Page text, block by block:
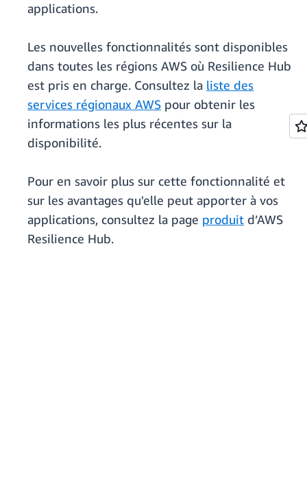
applications.
Les nouvelles fonctionnalités sont disponibles
dans toutes les régions AWS où Resilience Hub
est pris en charge. Consultez la liste des
services régionaux AWS pour obtenir les
informations les plus récentes sur la
disponibilité.
Pour en savoir plus sur cette fonctionnalité et
sur les avantages qu'elle peut apporter à vos
applications, consultez la page produit d’AWS
Resilience Hub.